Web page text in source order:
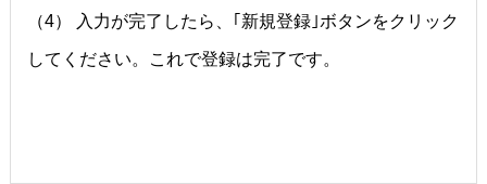
（4） 入力が完了したら、｢新規登録｣ボタンをクリック
してください。これで登録は完了です。